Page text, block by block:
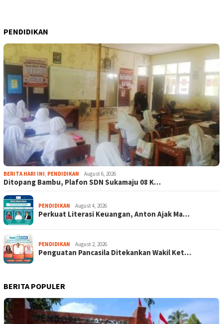
PENDIDIKAN
BERITA HARI INI, PENDIDIKAN August 6, 2026
Ditopang Bambu, Plafon SDN Sukamaju 08 K…
PENDIDIKAN August 4, 2026
Perkuat Literasi Keuangan, Anton Ajak Ma…
PENDIDIKAN August 2, 2026
Penguatan Pancasila Ditekankan Wakil Ket…
BERITA POPULER